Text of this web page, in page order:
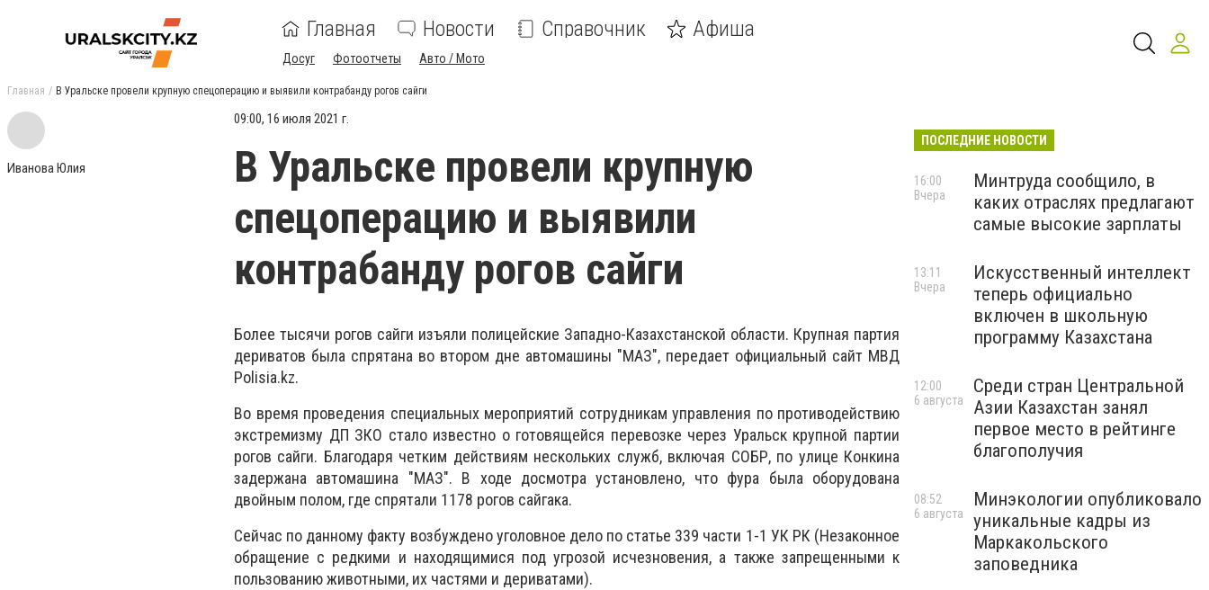
Главная Новости Справочник Афиша
Досуг Фотоотчеты Авто / Мото
Главная В Уральске провели крупную спецоперацию и выявили контрабанду рогов сайги
Иванова Юлия
09:00, 16 июля 2021 г.
В Уральске провели крупную
спецоперацию и выявили
контрабанду рогов сайги
Более тысячи рогов сайги изъяли полицейские Западно-Казахстанской области. Крупная партия
дериватов была спрятана во втором дне автомашины "МАЗ", передает официальный сайт МВД
Polisia.kz.
Во время проведения специальных мероприятий сотрудникам управления по противодействию
экстремизму ДП ЗКО стало известно о готовящейся перевозке через Уральск крупной партии
рогов сайги. Благодаря четким действиям нескольких служб, включая СОБР, по улице Конкина
задержана автомашина "МАЗ". В ходе досмотра установлено, что фура была оборудована
двойным полом, где спрятали 1178 рогов сайгака.
Сейчас по данному факту возбуждено уголовное дело по статье 339 части 1-1 УК РК (Незаконное
обращение с редкими и находящимися под угрозой исчезновения, а также запрещенными к
пользованию животными, их частями и дериватами).
ПОСЛЕДНИЕ НОВОСТИ
Минтруда сообщило, в
каких отраслях предлагают
самые высокие зарплаты
16:00
Вчера
Искусственный интеллект
теперь официально
включен в школьную
программу Казахстана
13:11
Вчера
Среди стран Центральной
Азии Казахстан занял
первое место в рейтинге
благополучия
12:00
6 августа
Минэкологии опубликовало
уникальные кадры из
Маркакольского
заповедника
08:52
6 августа